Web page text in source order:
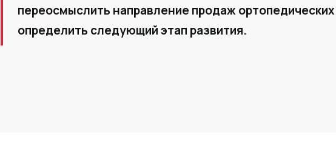
переосмыслить направление продаж ортопедических
определить следующий этап развития.